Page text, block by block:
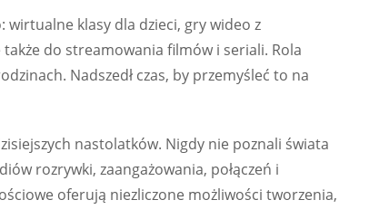
wirtualne klasy dla dzieci, gry wideo z
do streamowania filmów i seriali. Rola
Nadszedł czas, by przemyśleć to na
nastolatków. Nigdy nie poznali świata
rozrywki, zaangażowania, połączeń i
oferują niezliczone możliwości tworzenia,